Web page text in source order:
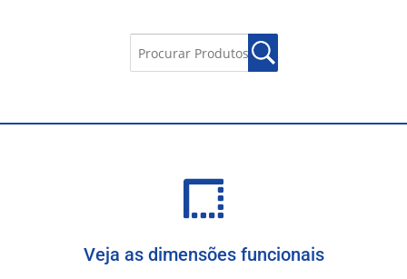
Veja as dimensões funcionais